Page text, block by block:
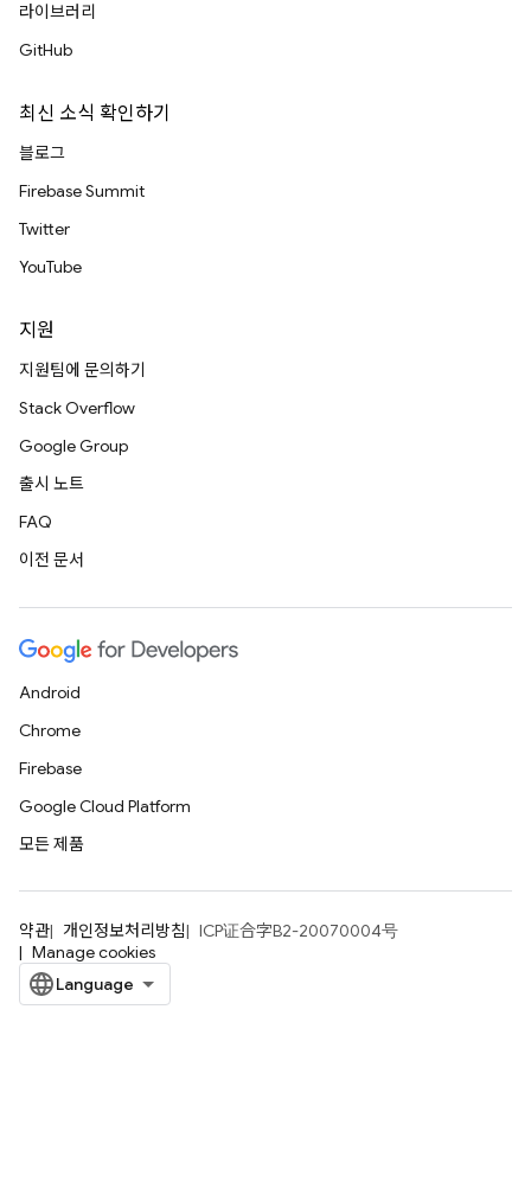
라이브러리
GitHub
최신 소식 확인하기
블로그
Firebase Summit
Twitter
YouTube
지원
지원팀에 문의하기
Stack Overflow
Google Group
출시 노트
FAQ
이전 문서
Android
Chrome
Firebase
Google Cloud Platform
모든 제품
약관 개인정보처리방침
ICP证合字B2-20070004号
Manage cookies